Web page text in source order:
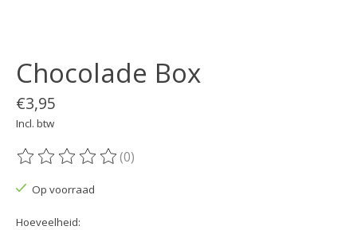
Chocolade Box
€3,95
Incl. btw
De beoordeling van dit product is
(0)
Op voorraad
Hoeveelheid: